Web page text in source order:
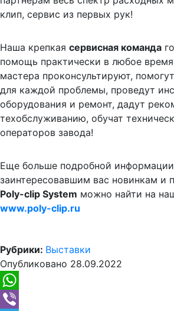
клип, сервис из первых рук!
Наша крепкая сервисная команда
помощь практически в любое время
мастера проконсультируют,
для каждой проблемы, проведут
оборудования и ремонт, дадут
техобслуживанию, обучат
операторов завода!
Еще больше подробной
заинтересовавшим вас новинкам и
Poly-clip System можно найти на
www.poly-clip.ru
Рубрики: Выставки
Опубликовано 28.09.2022
WhatsApp